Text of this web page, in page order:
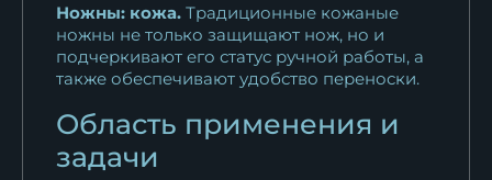
Ножны: кожа. Традиционные кожаные
ножны не только защищают нож, но и
подчеркивают его статус ручной работы, а
также обеспечивают удобство переноски.
Область применения и
задачи